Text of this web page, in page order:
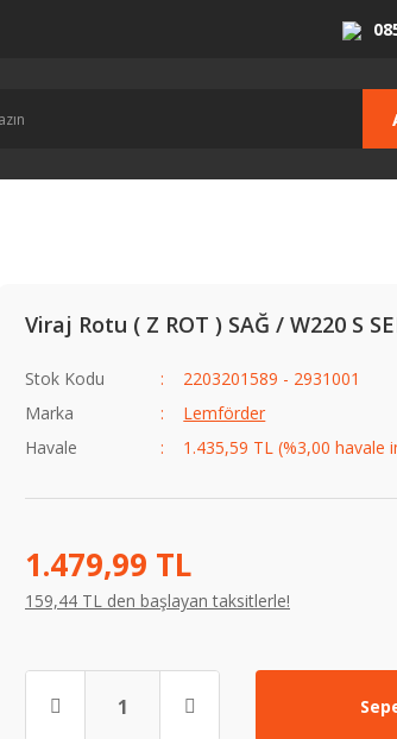
Viraj Rotu ( Z ROT ) SAĞ / W220 S
Stok Kodu
2203201589 - 2931001
Marka
Lemförder
Havale
1.435,59 TL (%3,00 havale
1.479,99 TL
159,44 TL den başlayan taksitlerle!